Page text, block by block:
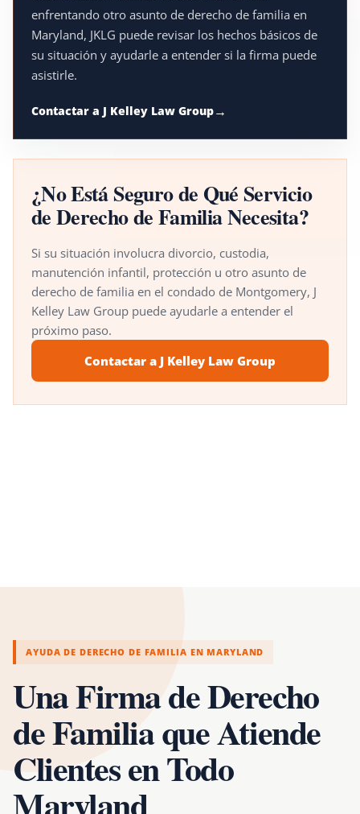
enfrentando otro asunto de derecho de familia en
Maryland, JKLG puede revisar los hechos básicos de
su situación y ayudarle a entender si la firma puede
asistirle.
Contactar a J Kelley Law Group
¿No Está Seguro de Qué Servicio
de Derecho de Familia Necesita?
Si su situación involucra divorcio, custodia,
manutención infantil, protección u otro asunto de
derecho de familia en el condado de Montgomery, J
Kelley Law Group puede ayudarle a entender el
próximo paso.
Contactar a J Kelley Law Group
AYUDA DE DERECHO DE FAMILIA EN MARYLAND
Una Firma de Derecho
de Familia que Atiende
Clientes en Todo
Maryland